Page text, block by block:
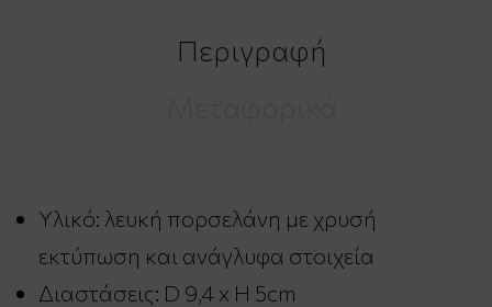
Περιγραφή
Υλικό: λευκή πορσελάνη με χρυσή
εκτύπωση και ανάγλυφα στοιχεία
Διαστάσεις: D 9,4 x H 5cm